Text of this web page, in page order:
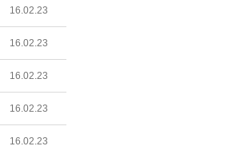
16.02.23
16.02.23
16.02.23
16.02.23
16.02.23